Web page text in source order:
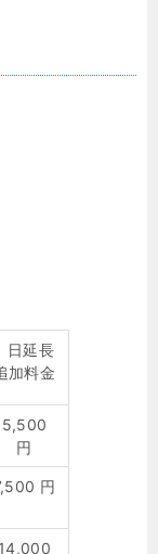
日延長
加料金
5,500
円
円
14,000